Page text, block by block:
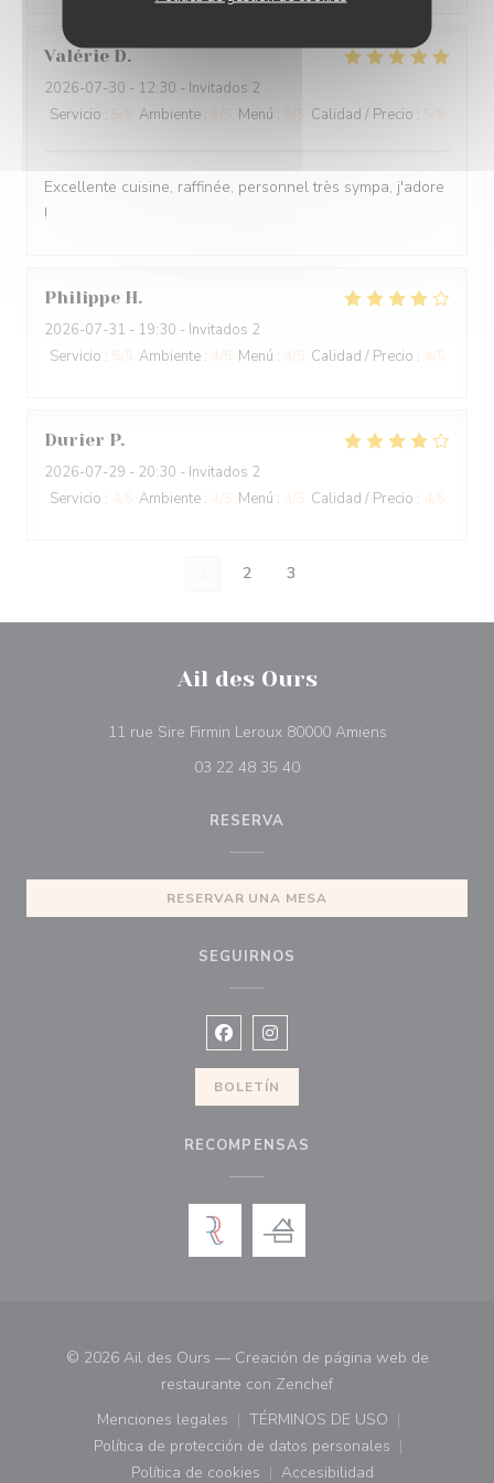
Valérie D
2026-07-30 - 12:30 - Invitados 2
Servicio : Ambiente : Menú : Calidad / Precio :
Excellente cuisine, raffinée, personnel très sympa, j'adore
!
Philippe H
2026-07-31 - 19:30 - Invitados 2
Servicio : Ambiente : Menú : Calidad / Precio :
Durier P
2026-07-29 - 20:30 - Invitados 2
Servicio : Ambiente : Menú : Calidad / Precio :
2 3
Ail des Ours
11 rue Sire Firmin Leroux 80000 Amiens((abre en una
03 22 48 35 40
RESERVA
RESERVAR UNA MESA
SEGUIRNOS
Facebook ((abre en una nueva
Instagram ((abre en una
BOLETÍN
RECOMPENSAS
© 2026 Ail des Ours — Creación de página web de
restaurante con Zenchef((abre en una nueva
Menciones legales
((abre en una nueva ventana))
TÉRMINOS DE USO
((abre en una nueva
Política de protección de datos personales
((abre en una nueva ventana))
Política de cookies Accesibilidad